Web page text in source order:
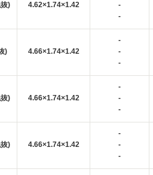
) 4.62×1.74×1.42
-
-
) 4.66×1.74×1.42
-
-
-
) 4.66×1.74×1.42
-
-
-
) 4.66×1.74×1.42
-
-
-